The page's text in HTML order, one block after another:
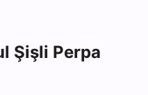
Şişli Perpa